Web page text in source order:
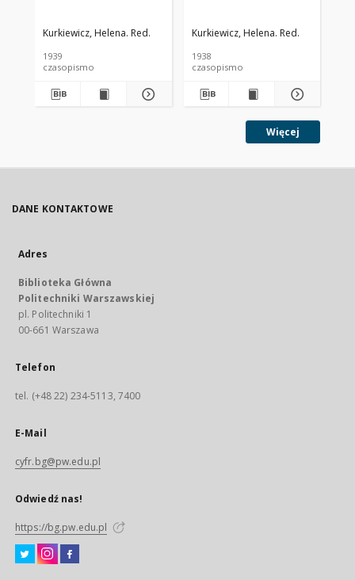
Kurkiewicz, Helena. Red.
1939
czasopismo
Kurkiewicz, Helena. Red.
1938
czasopismo
Więcej
DANE KONTAKTOWE
Adres
Biblioteka Główna
Politechniki Warszawskiej
pl. Politechniki 1
00-661 Warszawa
Telefon
tel. (+48 22) 234-5113, 7400
E-Mail
cyfr.bg@pw.edu.pl
Odwiedź nas!
https://bg.pw.edu.pl